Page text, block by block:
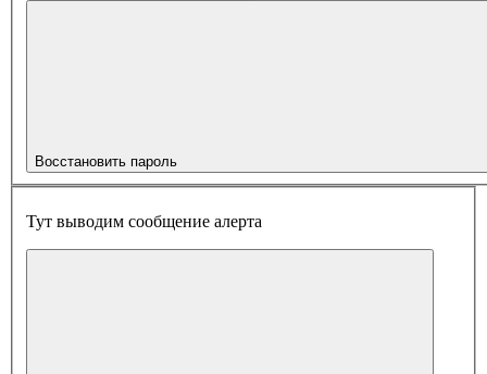
Восстановить пароль
Тут выводим сообщение алерта